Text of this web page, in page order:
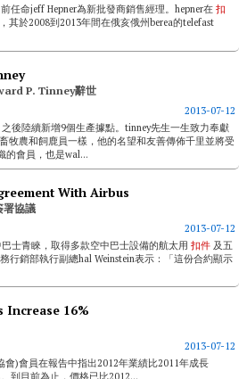
任命jeff Hepner為新批發商銷售經理。hepner在 扣
其於2008到2013年間在俄亥俄州berea的telefast
P. Tinney辭世
2013-07-12
後陸續新增9個生產據點。tinney先生一生致力奉獻
牧農和飼鹿員一樣，他的名望和友善傳佈千里並將受
的會員，也是wal...
With Airbus
協議
2013-07-12
士青睞，取得多款空中巴士設備的航太用 扣件 及五
行銷部執行副總hal Weinstein表示：「這份合約顯示
Increase 16%
2013-07-12
會)會員在報告中指出2012年業績比2011年成長